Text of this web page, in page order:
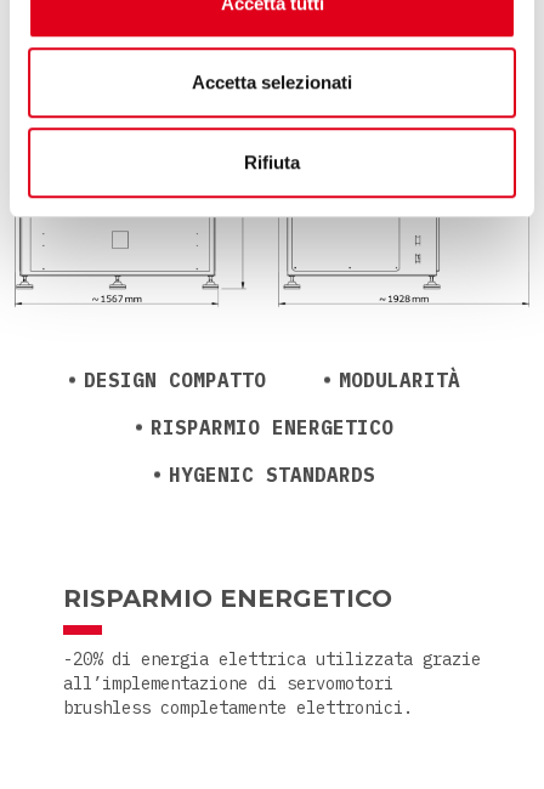
Accetta selezionati
Rifiuta
DESIGN COMPATTO
MODULARITÀ
RISPARMIO ENERGETICO
HYGENIC STANDARDS
RISPARMIO ENERGETICO
-20% di energia elettrica utilizzata grazie
all’implementazione di servomotori
brushless completamente elettronici.